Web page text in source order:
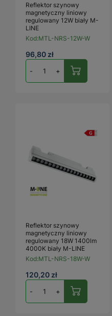
Reflektor szynowy
magnetyczny liniowy
regulowany 12W biały M-
LINE
Kod:MTL-NRS-12W-W
96,80 zł
- +
Reflektor szynowy
magnetyczny liniowy
regulowany 18W 1400lm
4000K biały M-LINE
Kod:MTL-NRS-18W-W
120,20 zł
- +